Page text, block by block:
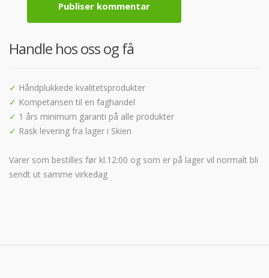
Handle hos oss og få
✓ Håndplukkede kvalitetsprodukter
✓ Kompetansen til en faghandel
✓ 1 års minimum garanti på alle produkter
✓ Rask levering fra lager i Skien
Varer som bestilles før kl.12:00 og som er på lager vil normalt bli
sendt ut samme virkedag